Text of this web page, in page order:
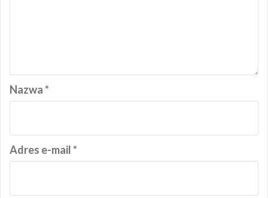
Nazwa*
Adres e-mail*